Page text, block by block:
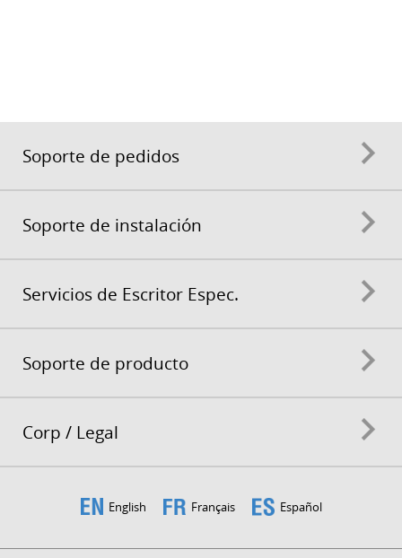
Soporte de pedidos
Soporte de instalación
Servicios de Escritor Espec.
Soporte de producto
Corp / Legal
English Français Español